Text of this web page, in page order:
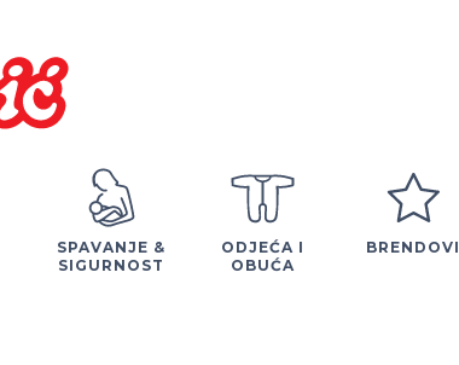
SPAVANJE &
SIGURNOST
ODJEĆA I
OBUĆA
BRENDOVI